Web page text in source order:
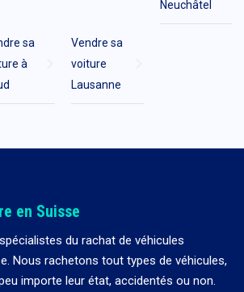
Neuchâtel
sa
à
Vendre sa
voiture
Lausanne
en Suisse
du rachat de véhicules
Nous rachetons tout types de véhicules,
importe leur état, accidentés ou non.